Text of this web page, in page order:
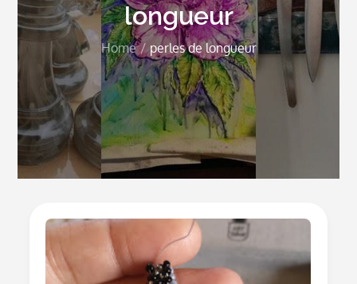
longueur
Home perles de longueur